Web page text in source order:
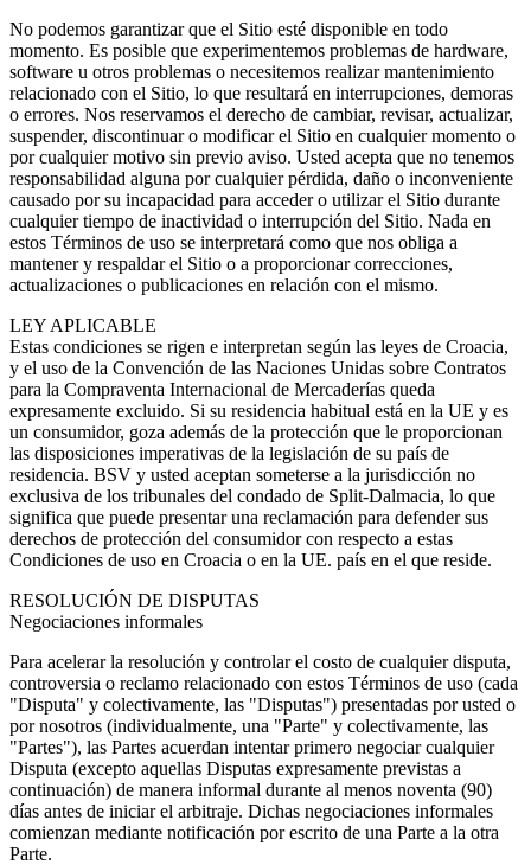
No podemos garantizar que el Sitio esté disponible en todo
momento. Es posible que experimentemos problemas de hardware,
software u otros problemas o necesitemos realizar mantenimiento
relacionado con el Sitio, lo que resultará en interrupciones, demoras
o errores. Nos reservamos el derecho de cambiar, revisar, actualizar,
suspender, discontinuar o modificar el Sitio en cualquier momento o
por cualquier motivo sin previo aviso. Usted acepta que no tenemos
responsabilidad alguna por cualquier pérdida, daño o inconveniente
causado por su incapacidad para acceder o utilizar el Sitio durante
cualquier tiempo de inactividad o interrupción del Sitio. Nada en
estos Términos de uso se interpretará como que nos obliga a
mantener y respaldar el Sitio o a proporcionar correcciones,
actualizaciones o publicaciones en relación con el mismo.
LEY APLICABLE
Estas condiciones se rigen e interpretan según las leyes de Croacia,
y el uso de la Convención de las Naciones Unidas sobre Contratos
para la Compraventa Internacional de Mercaderías queda
expresamente excluido. Si su residencia habitual está en la UE y es
un consumidor, goza además de la protección que le proporcionan
las disposiciones imperativas de la legislación de su país de
residencia. BSV y usted aceptan someterse a la jurisdicción no
exclusiva de los tribunales del condado de Split-Dalmacia, lo que
significa que puede presentar una reclamación para defender sus
derechos de protección del consumidor con respecto a estas
Condiciones de uso en Croacia o en la UE. país en el que reside.
RESOLUCIÓN DE DISPUTAS
Negociaciones informales
Para acelerar la resolución y controlar el costo de cualquier disputa,
controversia o reclamo relacionado con estos Términos de uso (cada
"Disputa" y colectivamente, las "Disputas") presentadas por usted o
por nosotros (individualmente, una "Parte" y colectivamente, las
"Partes"), las Partes acuerdan intentar primero negociar cualquier
Disputa (excepto aquellas Disputas expresamente previstas a
continuación) de manera informal durante al menos noventa (90)
días antes de iniciar el arbitraje. Dichas negociaciones informales
comienzan mediante notificación por escrito de una Parte a la otra
Parte.